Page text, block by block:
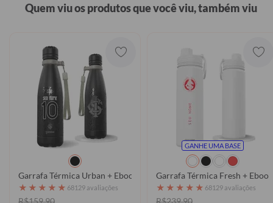
Quem viu os produtos que você viu, também viu
Garrafa Térmica Urban + Ebook - Internacional - Uniforme 3 2025 P
★ ★ ★ ★ ★ 68129 avaliações
GANHE UMA BASE
Garrafa Térmica Fresh +
★ ★ ★ ★ ★ 68129 avaliações